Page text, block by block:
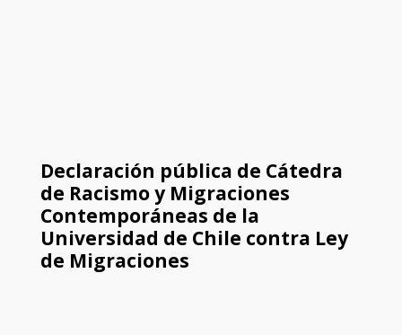
Declaración pública de Cátedra
de Racismo y Migraciones
Contemporáneas de la
Universidad de Chile contra Ley
de Migraciones